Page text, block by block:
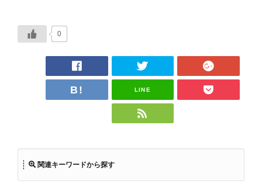
0
LINE
関連キーワードから探す